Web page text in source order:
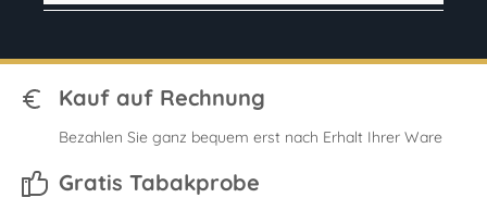
Kauf auf Rechnung
Bezahlen Sie ganz bequem erst nach Erhalt Ihrer Ware
Gratis Tabakprobe